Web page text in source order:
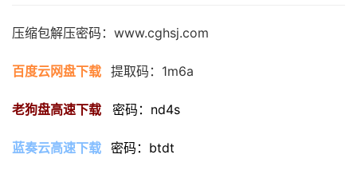
压缩包解压密码：www.cghsj.com
百度云网盘下载 提取码：1m6a
老狗盘高速下载 密码：nd4s
蓝奏云高速下载 密码：btdt